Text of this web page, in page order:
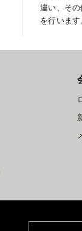
違い、そ
を行います